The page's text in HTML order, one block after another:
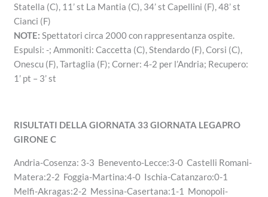
Statella (C), 11’ st La Mantia (C), 34’ st Capellini (F), 48’ st
Cianci (F)
NOTE: Spettatori circa 2000 con rappresentanza ospite.
Espulsi: -; Ammoniti: Caccetta (C), Stendardo (F), Corsi (C),
Onescu (F), Tartaglia (F); Corner: 4-2 per l’Andria; Recupero:
1’ pt – 3’ st
RISULTATI DELLA GIORNATA 33 GIORNATA LEGAPRO
GIRONE C
Andria-Cosenza: 3-3 Benevento-Lecce:3-0 Castelli Romani-
Matera:2-2 Foggia-Martina:4-0 Ischia-Catanzaro:0-1
Melfi-Akragas:2-2 Messina-Casertana:1-1 Monopoli-